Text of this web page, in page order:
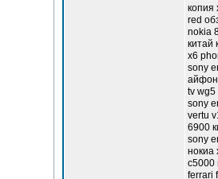
копия
red
nokia
китай
x6
sony
айфон
tv wg5
sony
vertu
6900
sony
нокиа
с5000
ferrari